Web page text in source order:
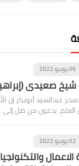
06 يونيو 2022
شيخ صعيدى
عبدالسيد أبوبكر إن
العلم، يدعون من ضل
02 يونيو 2022
الاعمال